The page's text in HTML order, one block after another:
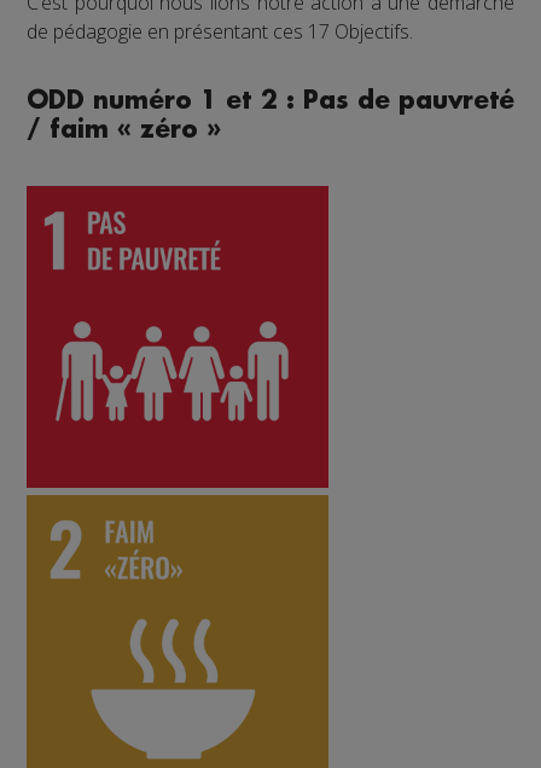
de pédagogie en présentant ces 17 Objectifs.
ODD numéro 1 et 2 : Pas de pauvreté
/ faim « zéro »